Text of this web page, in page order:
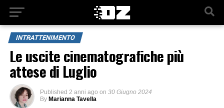
INTRATTENIMENTO
Le uscite cinematografiche più
attese di Luglio
Published 2 anni ago on 30 Giugno 2024
By Marianna Tavella